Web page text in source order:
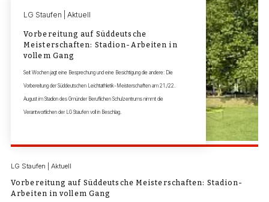
LG Staufen | Aktuell
Vorbereitung auf Süddeutsche
Meisterschaften: Stadion-Arbeiten in
vollem Gang
Seit Wochen jagt eine Besprechung und eine Besichtigung die andere: Die
Vorbereitung der Süddeutschen Leichtathletik-Meisterschaften am 21./22.
August im Stadion des Gmünder Beruflichen Schulzentrums nimmt die
Verantwortlichen der LG Staufen voll in Beschlag.
LG Staufen | Aktuell
Vorbereitung auf Süddeutsche Meisterschaften: Stadion-
Arbeiten in vollem Gang